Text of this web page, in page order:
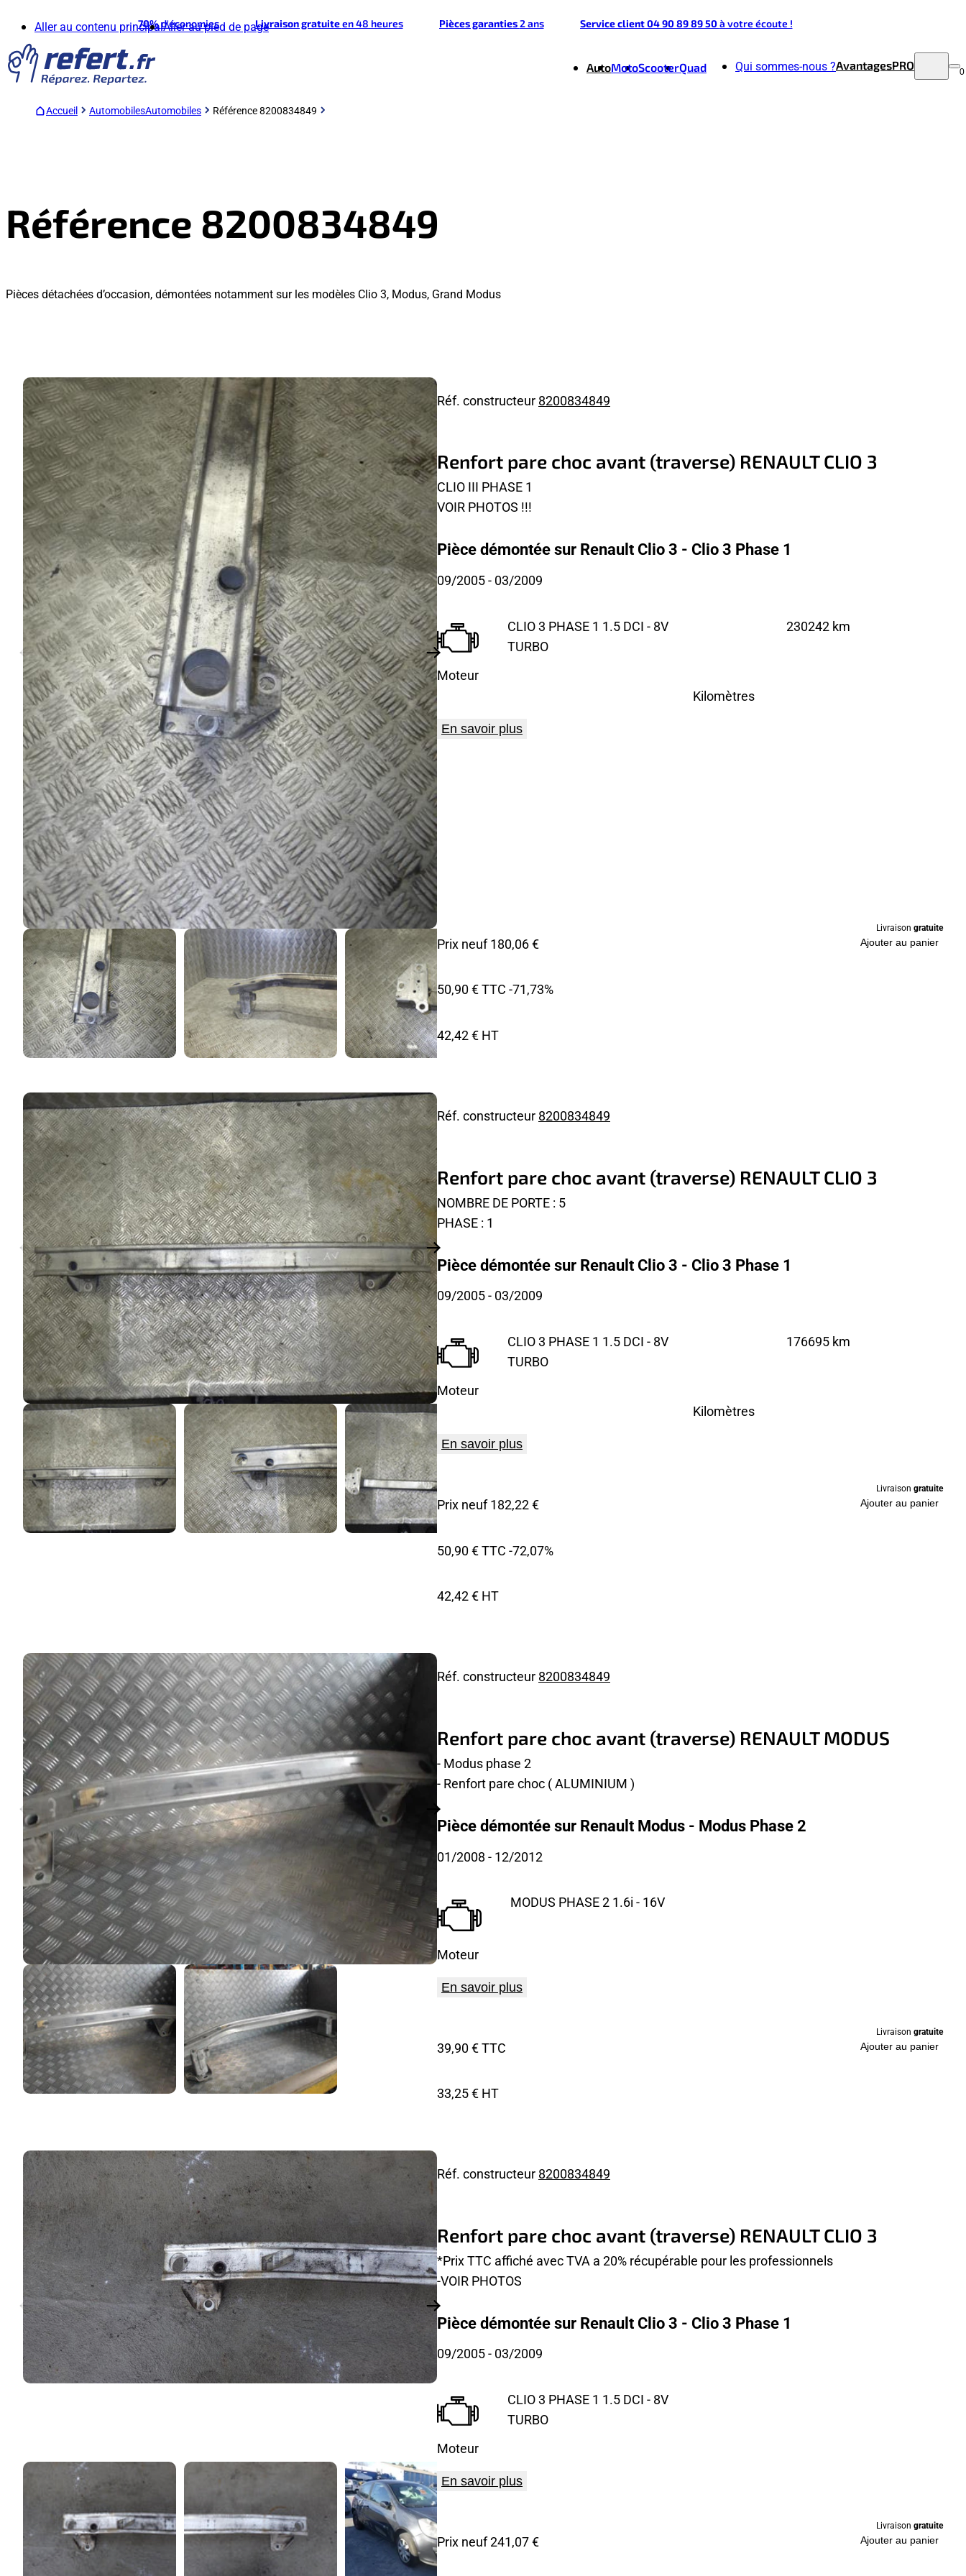
Aller au contenu principalAller au pied de page
70%d'économies Livraison gratuiteen 48 heures Pièces garanties2 ans Service client 04 90 89 89 50à votre écoute !
AutoMotoScooterQuad Qui sommes-nous ?AvantagesPRO 0
Accueil AutomobilesAutomobiles Référence 8200834849
Référence 8200834849
Pièces détachées d’occasion, démontées notamment sur les modèles Clio 3, Modus, Grand Modus
Réf. constructeur 8200834849
Renfort pare choc avant (traverse) RENAULT CLIO 3
CLIO III PHASE 1
VOIR PHOTOS !!!
Pièce démontée sur Renault Clio 3 - Clio 3 Phase 1
09/2005- 03/2009
Moteur
CLIO 3 PHASE 1 1.5 DCI - 8V
TURBO
Kilomètres
230242 km
En savoir plus
Prix neuf 180,06 €
50,90 € TTC -71,73%
42,42 € HT
Livraison gratuite
Ajouter au panier
Réf. constructeur 8200834849
Renfort pare choc avant (traverse) RENAULT CLIO 3
NOMBRE DE PORTE : 5
PHASE : 1
Pièce démontée sur Renault Clio 3 - Clio 3 Phase 1
09/2005- 03/2009
Moteur
CLIO 3 PHASE 1 1.5 DCI - 8V
TURBO
Kilomètres
176695 km
En savoir plus
Prix neuf 182,22 €
50,90 € TTC -72,07%
42,42 € HT
Livraison gratuite
Ajouter au panier
Réf. constructeur 8200834849
Renfort pare choc avant (traverse) RENAULT MODUS
- Modus phase 2
- Renfort pare choc ( ALUMINIUM )
Pièce démontée sur Renault Modus - Modus Phase 2
01/2008 - 12/2012
Moteur
MODUS PHASE 2 1.6i - 16V
En savoir plus
39,90 € TTC
33,25 € HT
Livraison gratuite
Ajouter au panier
Réf. constructeur 8200834849
Renfort pare choc avant (traverse) RENAULT CLIO 3
*Prix TTC affiché avec TVA a 20% récupérable pour les professionnels
-VOIR PHOTOS
Pièce démontée sur Renault Clio 3 - Clio 3 Phase 1
09/2005- 03/2009
Moteur
CLIO 3 PHASE 1 1.5 DCI - 8V
TURBO
En savoir plus
Prix neuf 241,07 €
Livraison gratuite
Ajouter au panier